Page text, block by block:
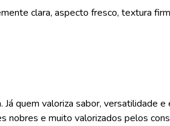
clara, aspecto fresco, textura
quem valoriza sabor, versatilidade
nobres e muito valorizados pelos